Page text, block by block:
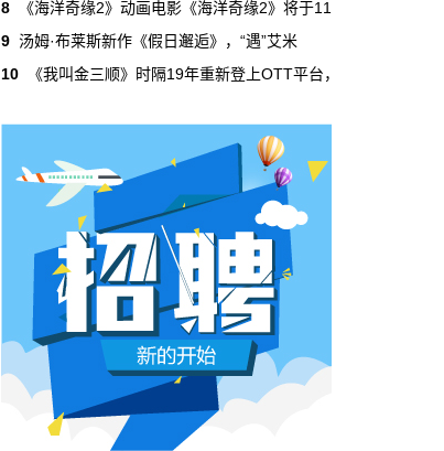
时间，年轻人在电影院里的占比缩水了一半还
多。20岁以下更夸张，从8.9%跌到2.9%，几
乎归零…
6月29日 10:20:00
AI短剧赢了数量，真人短剧赢了命
2026年一季度，全行业上线微短剧12.8万部，
其中AI短剧12.2万部，占比超过95%。真人短
剧？只剩几千部。你猜这95%的AI短剧，拿走
了多少流量？
本网原创
6月28日 13:03:00
戛纳一句"Fuck AI"，喊出了多少电影人
本网原创
8
《海洋奇缘2》动画电影《海洋奇缘2》将于11
9 汤姆·布莱斯新作《假日邂逅》，“遇”艾米
10
《我叫金三顺》时隔19年重新登上OTT平台，